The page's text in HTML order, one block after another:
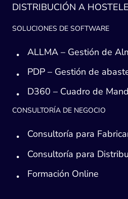
DISTRIBUCIÓN A
SOLUCIONES DE SOFTWARE
ALLMA – Gestión de
PDP – Gestión de
D360 – Cuadro de
CONSULTORÍA DE NEGOCIO
Consultoría para
Consultoría para
Formación Online